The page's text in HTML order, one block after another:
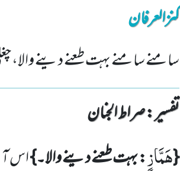
کنزالعرفان
سامنے سامنے بہت طعنے دینے والا،
تفسیر : ‎صراط الجنان
{هَمَّازٍ: بہت طعنے دینے والا۔}اس